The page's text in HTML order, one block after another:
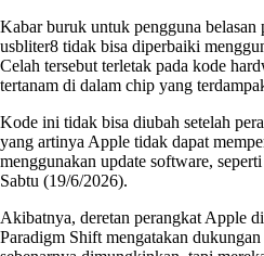
Kabar buruk untuk pengguna belasan
usbliter8 tidak bisa diperbaiki
Celah tersebut terletak pada kode
tertanam di dalam chip yang
Kode ini tidak bisa diubah setelah
yang artinya Apple tidak dapat
menggunakan update software,
Sabtu (19/6/2026).
Akibatnya, deretan perangkat Apple
Paradigm Shift mengatakan